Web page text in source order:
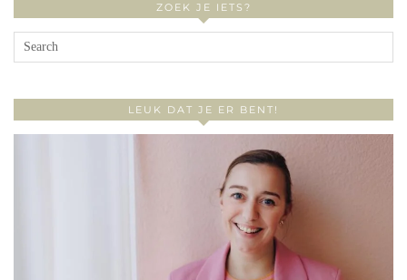
ZOEK JE IETS?
LEUK DAT JE ER BENT!